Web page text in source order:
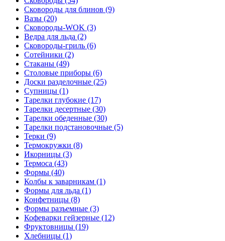
Сковороды для блинов (9)
Вазы (20)
Сковороды-WOK (3)
Ведра для льда (2)
Сковороды-гриль (6)
Сотейники (2)
Стаканы (49)
Столовые приборы (6)
Доски разделочные (25)
Супницы (1)
Тарелки глубокие (17)
Тарелки десертные (30)
Тарелки обеденные (30)
Тарелки подстановочные (5)
Терки (9)
Термокружки (8)
Икорницы (3)
Термоса (43)
Формы (40)
Колбы к заварникам (1)
Формы для льда (1)
Конфетницы (8)
Формы разъемные (3)
Кофеварки гейзерные (12)
Фруктовницы (19)
Хлебницы (1)